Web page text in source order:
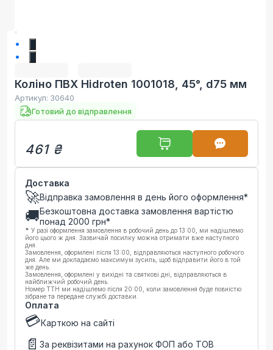
Коліно ПВХ Hidroten 1001018, 45°, d75 мм
Артикул: 30640
Готовий до відправлення
461 ₴
Доставка
🚀Відправка замовлення в день його оформлення*
🚚Безкоштовна доставка замовлення вартістю
понад 2000 грн*
* У разі оформлення замовлення в робочий день до 13:00, ми надішлемо
його цього ж дня. Зазвичай посилку можна отримати вже наступного
дня.
Замовлення, оформлені після 13:00, відправляються наступного робочого
дня. Але ми докладаємо максимум зусиль, щоб відправити його в той
же день.
Замовлення, оформлені у вихідні та святкові дні, відправляються в
найближчий робочий день.
Номер ТТН ми надішлемо після 20:00, коли замовлення буде повністю
зібране та передане службі доставки.
Оплата
💳Карткою на сайті
📄 За реквізитами на рахунок ФОП або ТОВ